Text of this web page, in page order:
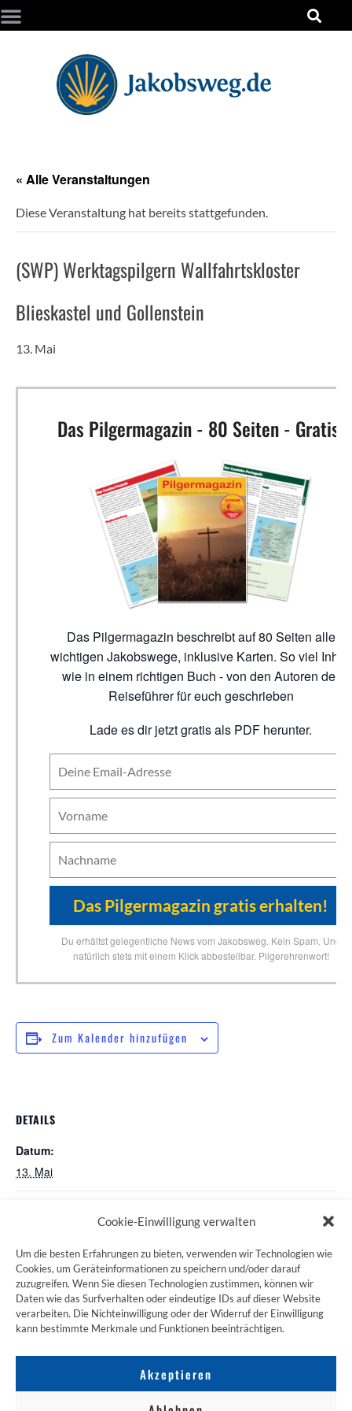
Cookie-Einwilligung verwalten
Um die besten Erfahrungen zu bieten, verwenden wir Technologien wie
Cookies, um Geräteinformationen zu speichern und/oder darauf
zuzugreifen. Wenn Sie diesen Technologien zustimmen, können wir
Daten wie das Surfverhalten oder eindeutige IDs auf dieser Website
verarbeiten. Die Nichteinwilligung oder der Widerruf der Einwilligung
kann bestimmte Merkmale und Funktionen beeinträchtigen.
Akzeptieren
« Alle Veranstaltungen
Diese Veranstaltung hat bereits stattgefunden.
(SWP) Werktagspilgern Wallfahrtskloster
Blieskastel und Gollenstein
13. Mai
Das Pilgermagazin - 80 Seiten - Gratis!
Das Pilgermagazin beschreibt auf 80 Seiten alle
wichtigen Jakobswege, inklusive Karten. So viel Inhalt
wie in einem richtigen Buch - von den Autoren der
Reiseführer für euch geschrieben
Lade es dir jetzt gratis als PDF herunter.
Du erhältst gelegentliche News vom Jakobsweg. Kein Spam. Und
natürlich stets mit einem Klick abbestellbar. Pilgerehrenwort!
Zum Kalender hinzufügen
DETAILS
Datum:
13. Mai
(SAL) Saarland Stammtisch Katholikentag in Würzburg
ZUM JAKOBSWEG SHOP